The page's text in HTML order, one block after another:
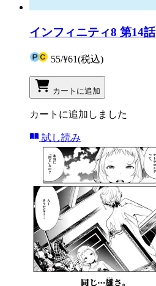
インフィニティ8 第14話
55/¥61(税込)
カートに追加
カートに追加しました
試し読み